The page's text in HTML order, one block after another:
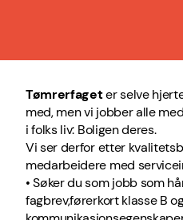
Tømrerfageter selve
med,menvi jobberalle
i folks liv: Boligen deres.
Vi ser derfor etter
medarbeidere med
•Søker du som jobb som
fagbrev,førerkort klasse B